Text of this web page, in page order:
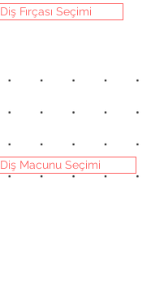
Diş Fırçası Seçimi
Diş Macunu Seçimi